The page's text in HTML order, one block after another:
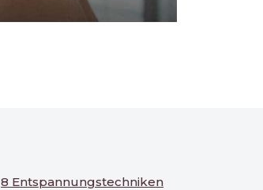
8 Entspannungstechniken